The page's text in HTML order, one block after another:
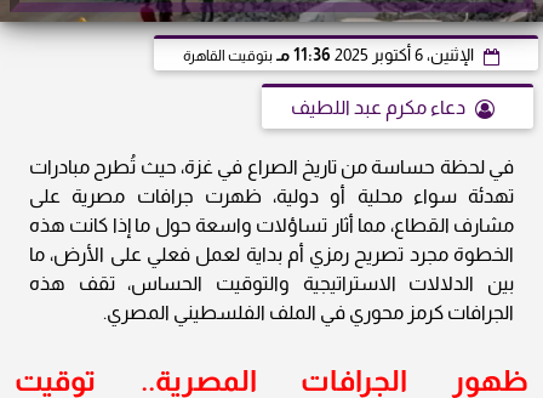
الإثنين، 6 أكتوبر 2025 11:36 مـ بتوقيت القاهرة
دعاء مكرم عبد اللطيف
في لحظة حساسة من تاريخ الصراع في غزة، حيث تُطرح مبادرات
تهدئة سواء محلية أو دولية، ظهرت جرافات مصرية على
مشارف القطاع، مما أثار تساؤلات واسعة حول ما إذا كانت هذه
الخطوة مجرد تصريح رمزي أم بداية لعمل فعلي على الأرض، ما
بين الدلالات الاستراتيجية والتوقيت الحساس، تقف هذه
الجرافات كرمز محوري في الملف الفلسطيني المصري.
ظهور الجرافات المصرية.. توقيت